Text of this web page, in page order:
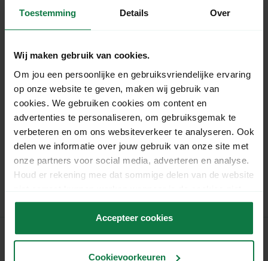
Toestemming Details Over
Wij maken gebruik van cookies.
Om jou een persoonlijke en gebruiksvriendelijke ervaring
op onze website te geven, maken wij gebruik van
cookies. We gebruiken cookies om content en
advertenties te personaliseren, om gebruiksgemak te
verbeteren en om ons websiteverkeer te analyseren. Ook
delen we informatie over jouw gebruik van onze site met
onze partners voor social media, adverteren en analyse.
Houd er rekening mee dat sommige delen van de website
accepteert.
Accepteer cookies
Cookievoorkeuren
Specificaties
Lengte:
Breedte:
Aantal stuks per
bundel:
Kwaliteit:
Materiaal:
Artikelnummer:
25 cm
34 cm
100 stuks
Bruin
E- golf (± 1,5 mm)
Karton met plak en
scheurstrip
1006505